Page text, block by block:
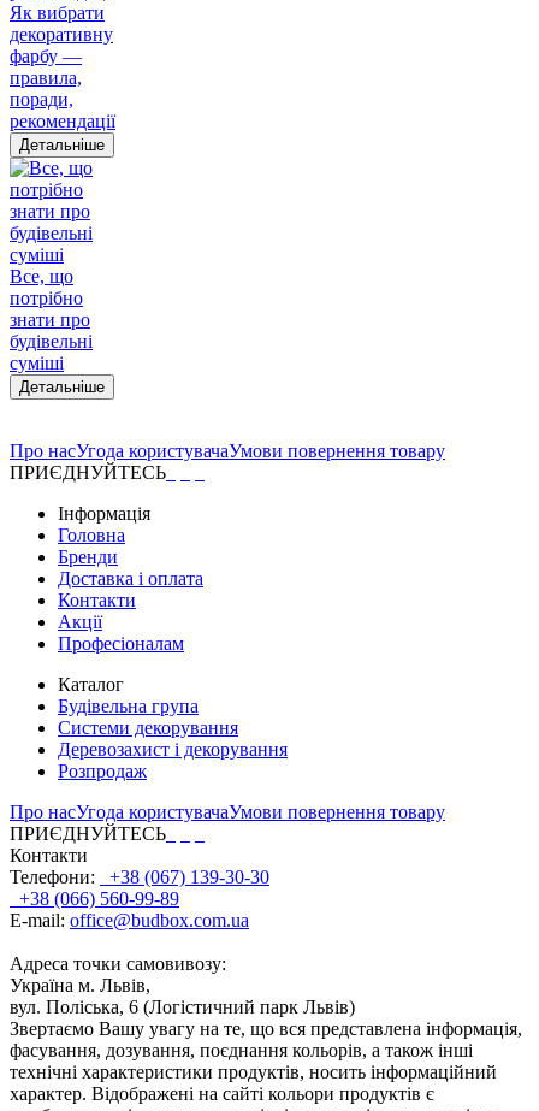
Як вибрати
декоративну
фарбу —
правила,
поради,
рекомендації
Детальніше
Все, що
потрібно
знати про
будівельні
суміші
Детальніше
Про насУгода користувачаУмови повернення товару
ПРИЄДНУЙТЕСЬ
Інформація
Головна
Бренди
Доставка і оплата
Контакти
Акції
Професіоналам
Каталог
Будівельна група
Системи декорування
Деревозахист і декорування
Розпродаж
Про насУгода користувачаУмови повернення товару
ПРИЄДНУЙТЕСЬ
Контакти
Телефони:
+38 (067) 139-30-30
+38 (066) 560-99-89
E-mail: office@budbox.com.ua
Адреса точки самовивозу:
Україна м. Львів,
вул. Поліська, 6 (Логістичний парк Львів)
Звертаємо Вашу увагу на те, що вся представлена інформація,
фасування, дозування, поєднання кольорів, а також інші
технічні характеристики продуктів, носить інформаційний
характер. Відображені на сайті кольори продуктів є